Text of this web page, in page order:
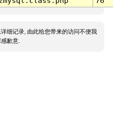
细记录, 由此给您带来的访问不便我
歉意.